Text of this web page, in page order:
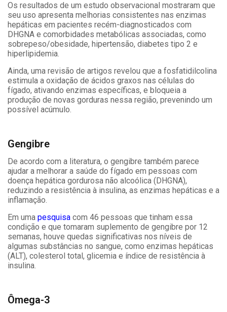
Os resultados de um estudo observacional mostraram que
seu uso apresenta melhorias consistentes nas enzimas
hepáticas em pacientes recém-diagnosticados com
DHGNA e comorbidades metabólicas associadas, como
sobrepeso/obesidade, hipertensão, diabetes tipo 2 e
hiperlipidemia.
Ainda, uma revisão de artigos revelou que a fosfatidilcolina
estimula a oxidação de ácidos graxos nas células do
fígado, ativando enzimas específicas, e bloqueia a
produção de novas gorduras nessa região, prevenindo um
possível acúmulo.
Gengibre
De acordo com a literatura, o gengibre também parece
ajudar a melhorar a saúde do fígado em pessoas com
doença hepática gordurosa não alcoólica (DHGNA),
reduzindo a resistência à insulina, as enzimas hepáticas e a
inflamação.
Em uma pesquisa com 46 pessoas que tinham essa
condição e que tomaram suplemento de gengibre por 12
semanas, houve quedas significativas nos níveis de
algumas substâncias no sangue, como enzimas hepáticas
(ALT), colesterol total, glicemia e índice de resistência à
insulina.
Ômega-3